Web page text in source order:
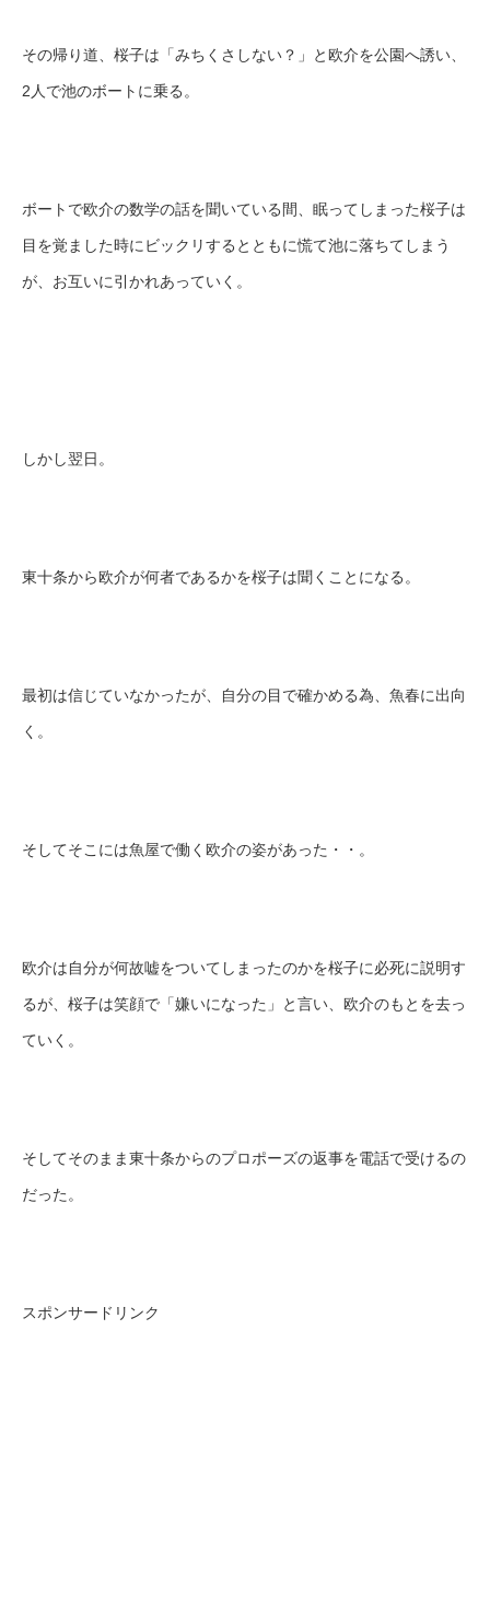
その帰り道、桜子は「みちくさしない？」と欧介を公園へ誘い、
2人で池のボートに乗る。
ボートで欧介の数学の話を聞いている間、眠ってしまった桜子は
目を覚ました時にビックリするとともに慌て池に落ちてしまう
が、お互いに引かれあっていく。
しかし翌日。
東十条から欧介が何者であるかを桜子は聞くことになる。
最初は信じていなかったが、自分の目で確かめる為、魚春に出向
く。
そしてそこには魚屋で働く欧介の姿があった・・。
欧介は自分が何故嘘をついてしまったのかを桜子に必死に説明す
るが、桜子は笑顔で「嫌いになった」と言い、欧介のもとを去っ
ていく。
そしてそのまま東十条からのプロポーズの返事を電話で受けるの
だった。
スポンサードリンク